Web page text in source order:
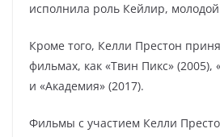
исполнила роль Кейлир,
Кроме того, Келли Престон
фильмах, как «Твин Пикс» (2005),
и «Академия» (2017).
Фильмы с участием Келли